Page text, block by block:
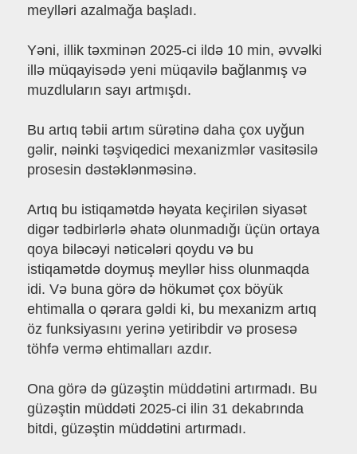
meylləri azalmağa başladı.
Yəni, illik təxminən 2025-ci ildə 10 min, əvvəlki
illə müqayisədə yeni müqavilə bağlanmış və
muzdluların sayı artmışdı.
Bu artıq təbii artım sürətinə daha çox uyğun
gəlir, nəinki təşviqedici mexanizmlər vasitəsilə
prosesin dəstəklənməsinə.
Artıq bu istiqamətdə həyata keçirilən siyasət
digər tədbirlərlə əhatə olunmadığı üçün ortaya
qoya biləcəyi nəticələri qoydu və bu
istiqamətdə doymuş meyllər hiss olunmaqda
idi. Və buna görə də hökumət çox böyük
ehtimalla o qərara gəldi ki, bu mexanizm artıq
öz funksiyasını yerinə yetiribdir və prosesə
töhfə vermə ehtimalları azdır.
Ona görə də güzəştin müddətini artırmadı. Bu
güzəştin müddəti 2025-ci ilin 31 dekabrında
bitdi, güzəştin müddətini artırmadı.